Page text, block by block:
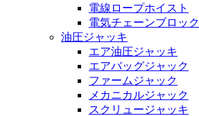
電線ロープホイスト
電気チェーンブロック
油圧ジャッキ
エア油圧ジャッキ
エアバッグジャック
ファームジャック
メカニカルジャック
スクリュージャッキ